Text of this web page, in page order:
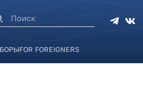
поиска
FOR FOREIGNERS